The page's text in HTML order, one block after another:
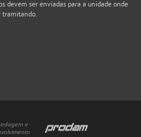
devem ser enviadas para a unidade onde
tramitando.
e